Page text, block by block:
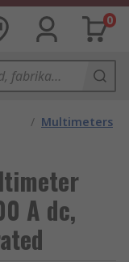
0
/ Multimeters
A dc,